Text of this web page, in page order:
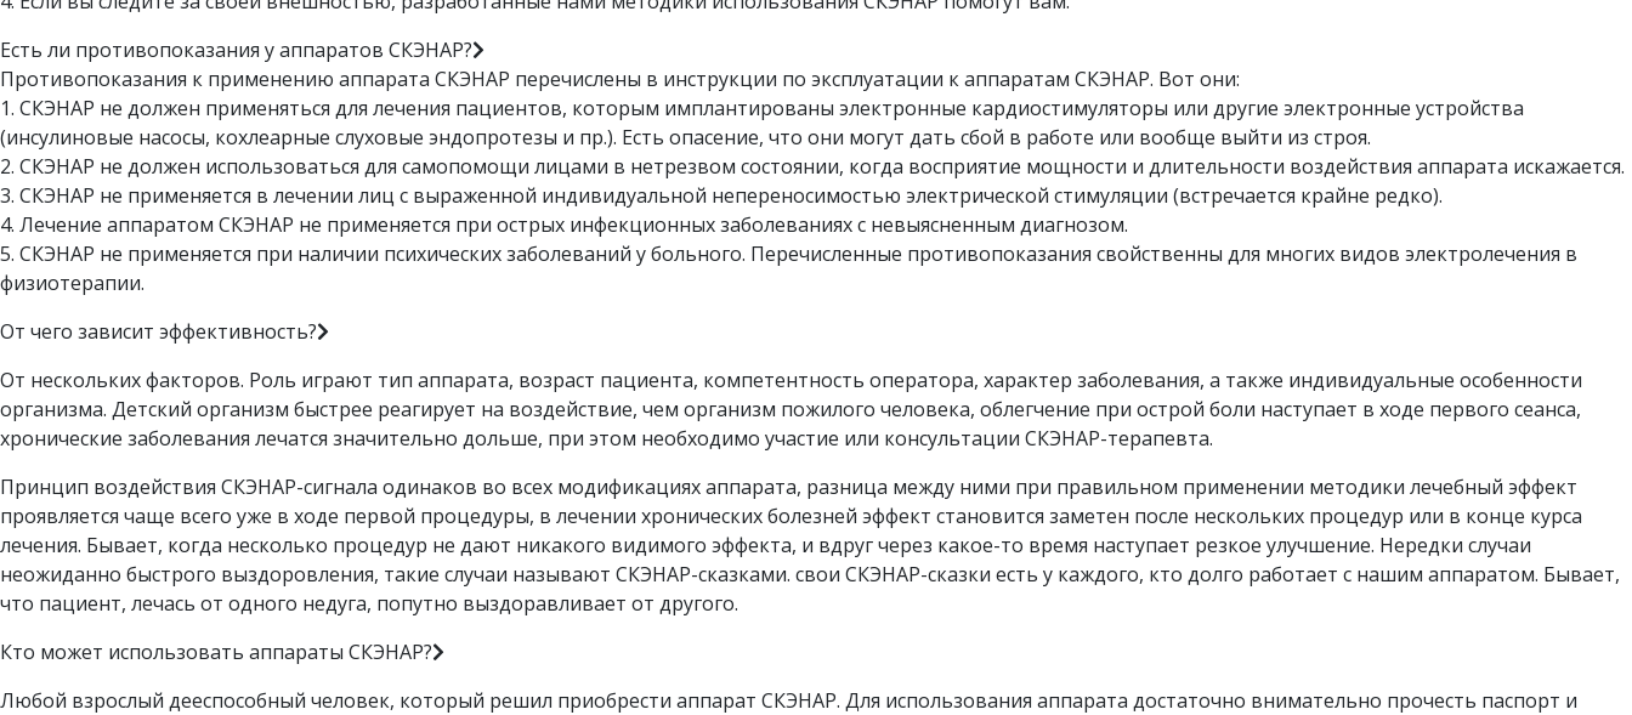
Есть ли противопоказания у аппаратов СКЭНАР?
Противопоказания к применению аппарата СКЭНАР перечислены в инструкции по эксплуатации к аппаратам СКЭНАР. Вот они:
1. СКЭНАР не должен применяться для лечения пациентов, которым имплантированы электронные кардиостимуляторы или другие электронные устройства
(инсулиновые насосы, кохлеарные слуховые эндопротезы и пр.). Есть опасение, что они могут дать сбой в работе или вообще выйти из строя.
2. СКЭНАР не должен использоваться для самопомощи лицами в нетрезвом состоянии, когда восприятие мощности и длительности воздействия аппарата искажается.
3. СКЭНАР не применяется в лечении лиц с выраженной индивидуальной непереносимостью электрической стимуляции (встречается крайне редко).
4. Лечение аппаратом СКЭНАР не применяется при острых инфекционных заболеваниях с невыясненным диагнозом.
5. СКЭНАР не применяется при наличии психических заболеваний у больного. Перечисленные противопоказания свойственны для многих видов электролечения в
физиотерапии.
От чего зависит эффективность?
От нескольких факторов. Роль играют тип аппарата, возраст пациента, компетентность оператора, характер заболевания, а также индивидуальные особенности
организма. Детский организм быстрее реагирует на воздействие, чем организм пожилого человека, облегчение при острой боли наступает в ходе первого сеанса,
хронические заболевания лечатся значительно дольше, при этом необходимо участие или консультации СКЭНАР-терапевта.
Принцип воздействия СКЭНАР-сигнала одинаков во всех модификациях аппарата, разница между ними при правильном применении методики лечебный эффект
проявляется чаще всего уже в ходе первой процедуры, в лечении хронических болезней эффект становится заметен после нескольких процедур или в конце курса
лечения. Бывает, когда несколько процедур не дают никакого видимого эффекта, и вдруг через какое-то время наступает резкое улучшение. Нередки случаи
неожиданно быстрого выздоровления, такие случаи называют СКЭНАР-сказками. свои СКЭНАР-сказки есть у каждого, кто долго работает с нашим аппаратом. Бывает,
что пациент, лечась от одного недуга, попутно выздоравливает от другого.
Кто может использовать аппараты СКЭНАР?
Любой взрослый дееспособный человек, который решил приобрести аппарат СКЭНАР. Для использования аппарата достаточно внимательно прочесть паспорт и